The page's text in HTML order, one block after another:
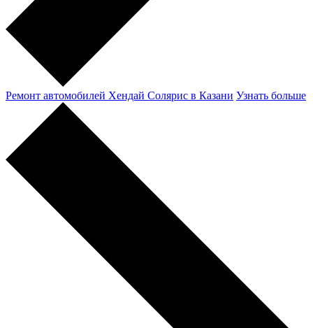
Ремонт автомобилей Хендай Солярис в Казани Узнать больше